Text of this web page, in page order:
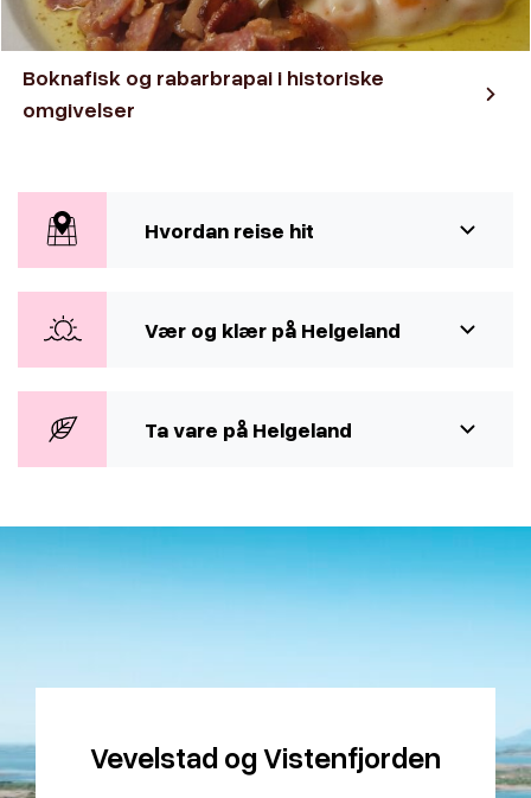
Boknafisk og rabarbrapai i historiske
omgivelser
Hvordan reise hit
Vær og klær på Helgeland
Ta vare på Helgeland
Vevelstad og Vistenfjorden